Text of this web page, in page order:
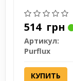
514 грн
Артикул:
Purflux
КУПИТЬ